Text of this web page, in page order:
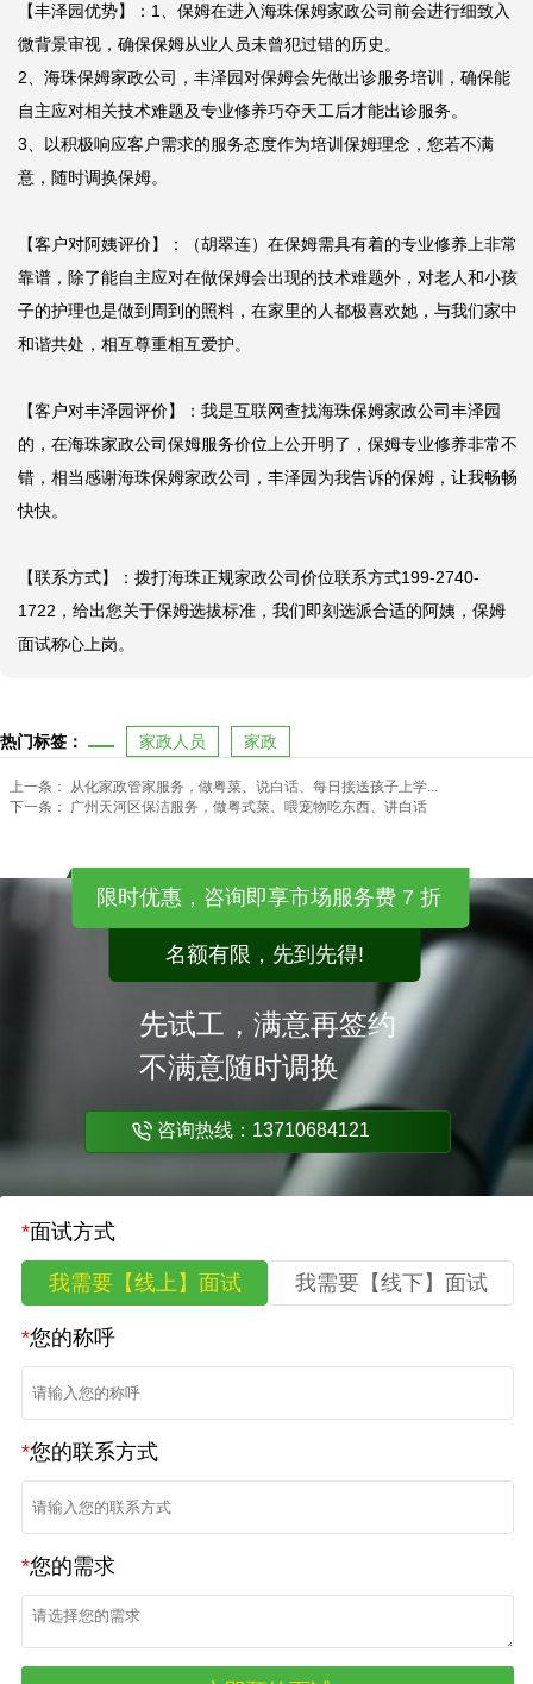
【丰泽园优势】：1、保姆在进入海珠保姆家政公司前会进行细致入
微背景审视，确保保姆从业人员未曾犯过错的历史。
2、海珠保姆家政公司，丰泽园对保姆会先做出诊服务培训，确保能
自主应对相关技术难题及专业修养巧夺天工后才能出诊服务。
3、以积极响应客户需求的服务态度作为培训保姆理念，您若不满
意，随时调换保姆。
【客户对阿姨评价】：（胡翠连）在保姆需具有着的专业修养上非常
靠谱，除了能自主应对在做保姆会出现的技术难题外，对老人和小孩
子的护理也是做到周到的照料，在家里的人都极喜欢她，与我们家中
和谐共处，相互尊重相互爱护。
【客户对丰泽园评价】：我是互联网查找海珠保姆家政公司丰泽园
的，在海珠家政公司保姆服务价位上公开明了，保姆专业修养非常不
错，相当感谢海珠保姆家政公司，丰泽园为我告诉的保姆，让我畅畅
快快。
【联系方式】：拨打海珠正规家政公司价位联系方式199-2740-
1722，给出您关于保姆选拔标准，我们即刻选派合适的阿姨，保姆
面试称心上岗。
热门标签： 家政人员 家政
上一条：
从化家政管家服务，做粤菜、说白话、每日接送孩子上学...
下一条：
广州天河区保洁服务，做粤式菜、喂宠物吃东西、讲白话
限时优惠，咨询即享市场服务费 7 折
名额有限，先到先得!
先试工，满意再签约
不满意随时调换
咨询热线：13710684121
*面试方式
我需要【线上】面试 我需要【线下】面试
*您的称呼
*您的联系方式
*您的需求